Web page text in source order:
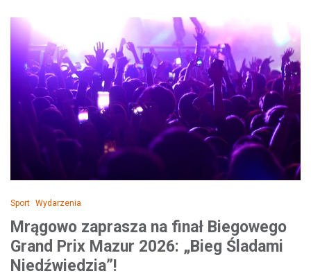
Sport Wydarzenia
Mrągowo zaprasza na finał Biegowego
Grand Prix Mazur 2026: „Bieg Śladami
Niedźwiedzia”!